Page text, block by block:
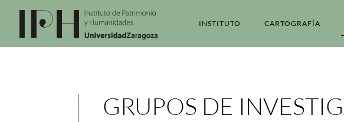
INSTITUTO CARTOGRAFÍA
GRUPOS DE